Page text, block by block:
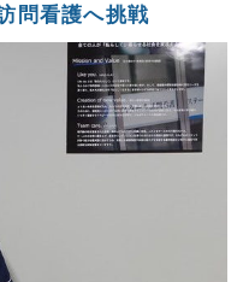
問看護へ挑戦